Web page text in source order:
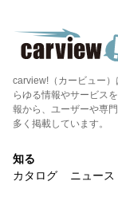
carview!（カービュー
らゆる情報やサービス
報から、ユーザーや専
多く掲載しています。
知る
カタログ
ニュース